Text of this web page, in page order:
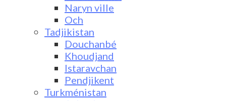
Naryn ville
Och
Tadjikistan
Douchanbé
Khoudjand
Istaravchan
Pendjikent
Turkménistan